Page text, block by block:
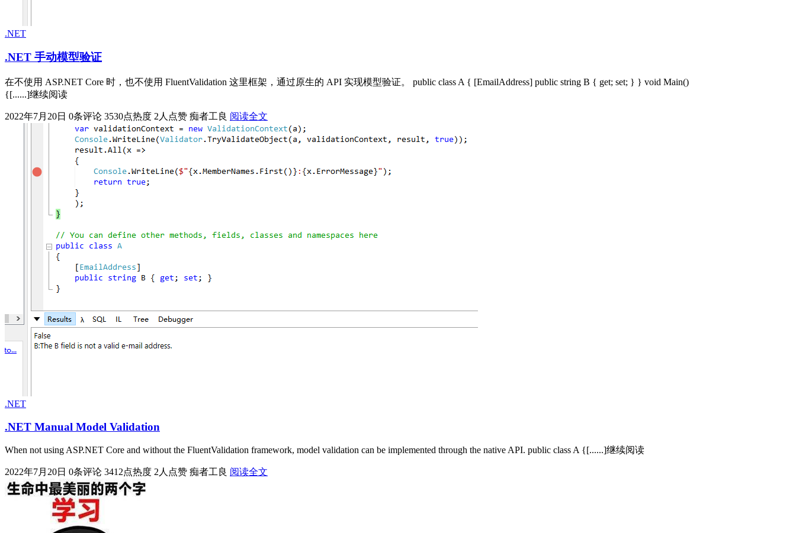
.NET
.NET 手动模型验证
在不使用 ASP.NET Core 时，也不使用 FluentValidation 这里框架，通过原生的 API 实现模型验证。 public class A { [EmailAddress] public string B { get; set; } } void Main()
{[......]继续阅读
2022年7月20日 0条评论 3530点热度 2人点赞 痴者工良 阅读全文
.NET
.NET Manual Model Validation
When not using ASP.NET Core and without the FluentValidation framework, model validation can be implemented through the native API. public class A {[......]继续阅读
2022年7月20日 0条评论 3412点热度 2人点赞 痴者工良 阅读全文